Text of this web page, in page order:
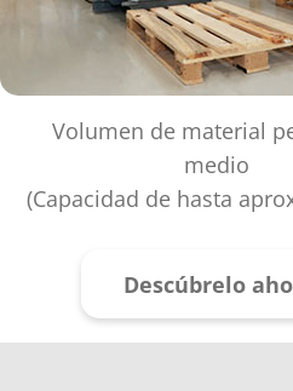
Volumen de material
medio
(Capacidad de hasta
Descúbrelo